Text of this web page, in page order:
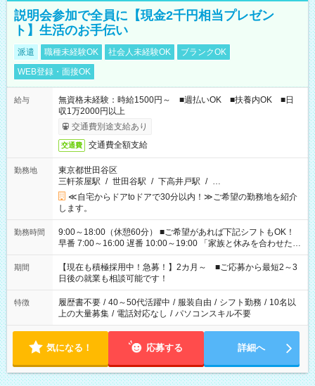
説明会参加で全員に【現金2千円相当プレゼン
ト】生活のお手伝い
派遣 職種未経験OK 社会人未経験OK
ブランクOK
WEB登録・面接OK
給与
無資格未経験：時給1500円～ ■週払いOK ■扶養内OK ■日
収1万2000円以上
交通費別途支給あり
交通費 交通費全額支給
勤務地
東京都世田谷区
三軒茶屋駅 / 世田谷駅 / 下高井戸駅 / …
≪自宅からドアtoドアで30分以内！≫ご希望の勤務地を紹介
します。
勤務時間
9:00～18:00（休憩60分） ■ご希望があれば下記シフトもOK！
早番 7:00～16:00 遅番 10:00～19:00 「家族と休みを合わせた
い」 「余裕を持って夕飯の準備がしたい」 「できれば残業はし
たくない」 など、ご希望を教えてくださいね。 ※Wワーク希望
の方へ 今ご覧のお仕事で希望する勤務時間と、もう1つのお仕事
の勤務時間。 合計で週40時間を超える場合は応募できません。
期間
【現在も積極採用中！急募！】2カ月～ ■ご応募から最短2～3
日後の就業も相談可能です！
特徴 履歴書不要 / 40～50代活躍中 / 服装自由 / シフト勤務 / 10名以
上の大量募集 / 電話対応なし / パソコンスキル不要
気になる！ 応募する 詳細へ